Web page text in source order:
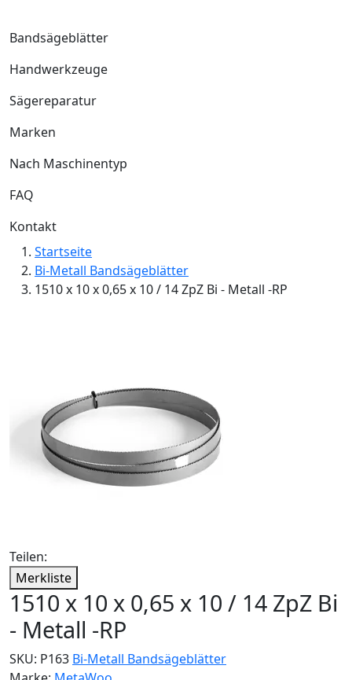
Bandsägeblätter
Handwerkzeuge
Sägereparatur
Marken
Nach Maschinentyp
FAQ
Kontakt
Startseite
Bi-Metall Bandsägeblätter
1510 x 10 x 0,65 x 10 / 14 ZpZ Bi - Metall -RP
Teilen:
Merkliste
1510 x 10 x 0,65 x 10 / 14 ZpZ Bi
- Metall -RP
SKU: P163 Bi-Metall Bandsägeblätter